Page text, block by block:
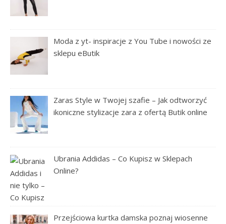
Moda z yt- inspiracje z You Tube i nowości ze
sklepu eButik
Zaras Style w Twojej szafie – Jak odtworzyć
ikoniczne stylizacje zara z ofertą Butik online
Ubrania Addidas – Co Kupisz w Sklepach
Online?
Przejściowa kurtka damska poznaj wiosenne